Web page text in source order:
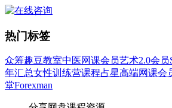
热门标签
众筹趣豆教室中医网课会员艺术2.0会员
年汇总女性训练营课程占星高端网课会
堂Forexman